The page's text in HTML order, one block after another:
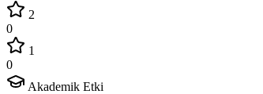
2
0
1
0
Akademik Etki